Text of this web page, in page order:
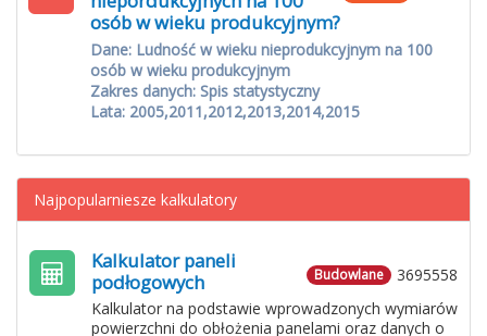
osób w wieku produkcyjnym?
Dane: Ludność w wieku nieprodukcyjnym na 100
osób w wieku produkcyjnym
Zakres danych: Spis statystyczny
Lata: 2005,2011,2012,2013,2014,2015
Najpopularniesze kalkulatory
3695558
Budowlane
Kalkulator paneli
podłogowych
Kalkulator na podstawie wprowadzonych wymiarów
powierzchni do obłożenia panelami oraz danych o